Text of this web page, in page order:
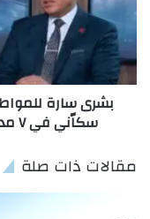
بشرى سارة
سكاّني في ٧ مدن بقرعة علنية لضمان الشفافية
مقالات ذات صلة